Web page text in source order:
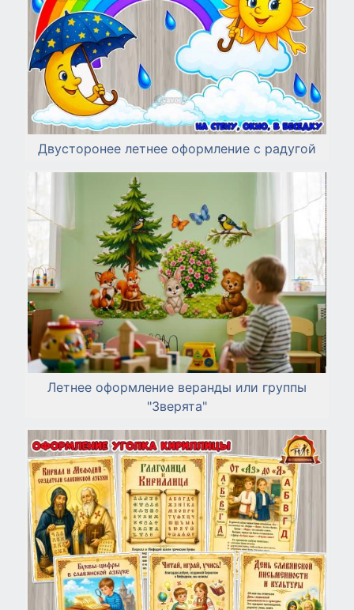
Двусторонее летнее оформление с радугой
Летнее оформление веранды или группы
"Зверята"